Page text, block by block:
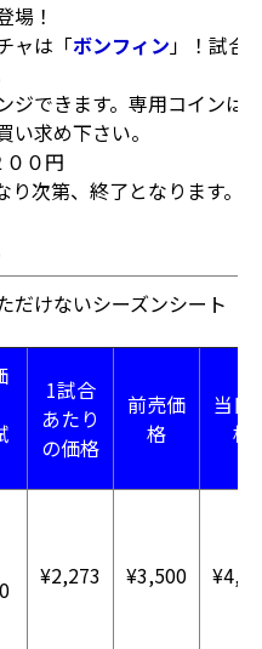
場！
ャは「ボンフィン」！試合
ジできます。専用コインは
い求め下さい。
０円
次第、終了となります。
だけないシーズンシート「
1試合
あたり
の価格
前売価
格
当日
格
¥2,273 ¥3,500